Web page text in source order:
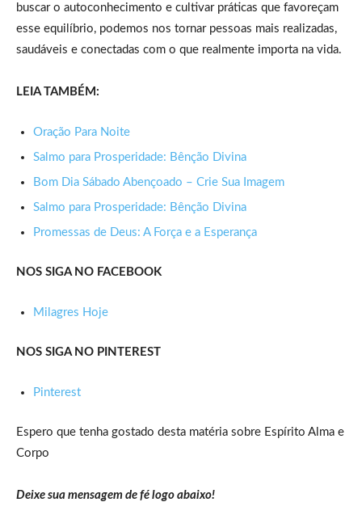
buscar o autoconhecimento e cultivar práticas que favoreçam
esse equilíbrio, podemos nos tornar pessoas mais realizadas,
saudáveis e conectadas com o que realmente importa na vida.
LEIA TAMBÉM:
Oração Para Noite
Salmo para Prosperidade: Bênção Divina
Bom Dia Sábado Abençoado – Crie Sua Imagem
Salmo para Prosperidade: Bênção Divina
Promessas de Deus: A Força e a Esperança
NOS SIGA NO FACEBOOK
Milagres Hoje
NOS SIGA NO PINTEREST
Pinterest
Espero que tenha gostado desta matéria sobre Espírito Alma e
Corpo
Deixe sua mensagem de fé logo abaixo!